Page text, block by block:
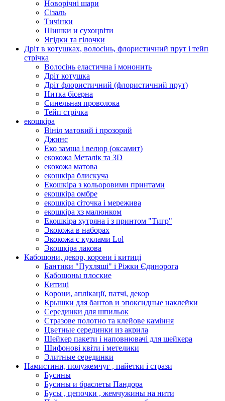
Новорічні шари
Сізаль
Тичінки
Шишки и сухоцвіти
Ягідки та гілочки
Дріт в котушках, волосінь, флористичний прут і тейп
стрічка
Волосінь еластична і мононить
Дріт котушка
Дріт флористичний (флористичний прут)
Нитка бісерна
Синельная проволока
Тейп стрічка
екошкіра
Вініл матовий і прозорий
Джинс
Еко замша і велюр (оксамит)
екокожа Металік та 3D
екокожа матова
екошкіра блискуча
Екошкіра з кольоровими принтами
екошкіра омбре
екошкіра сіточка і мережива
екошкіра хз малюнком
Екошкіра хутряна і з принтом "Тигр"
Экокожа в наборах
Экокожа с куклами Lol
Экошкiра лакова
Кабошони, декор, корони і китиці
Бантики "Пухляші" і Ріжки Єдинорога
Кабошоны плоские
Китиці
Корони, аплікації, патчі, декор
Крышки для бантов и эпоксидные наклейки
Серединки для шпильок
Стразове полотно та клейове каміння
Цветные серединки из акрила
Шейкер пакети і наповнювачі для шейкера
Шифонові квіти і метелики
Элитные серединки
Намистини, полужемчуг , пайетки і стрази
Бусины
Бусины и браслеты Пандора
Бусы , цепочки , жемчужины на нити